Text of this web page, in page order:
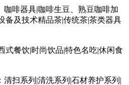
啡器具|咖啡生豆、熟豆咖啡加
备及技术精品茶|传统茶|茶类器具
餐饮|时尚饮品|特色名吃|休闲食
扫系列|清洗系列|石材养护系列|